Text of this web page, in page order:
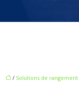
/ Solutions de rangement